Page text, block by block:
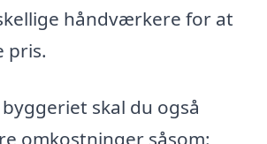
håndværkere for at
pris.
skal du også
omkostninger såsom: